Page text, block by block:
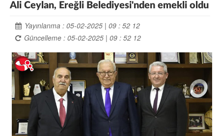
Ali Ceylan, Ereğli Belediyesi'nden emekli oldu
Yayınlanma : 05-02-2025 | 09 : 52 12
Güncelleme : 05-02-2025 | 09 : 52 12